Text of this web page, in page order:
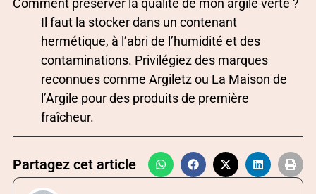
Comment préserver la qualité de mon argile verte ?
Il faut la stocker dans un contenant
hermétique, à l’abri de l’humidité et des
contaminations. Privilégiez des marques
reconnues comme Argiletz ou La Maison de
l’Argile pour des produits de première
fraîcheur.
Partagez cet article